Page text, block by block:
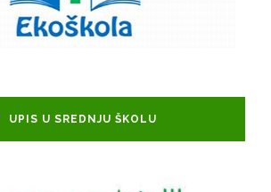
UPIS U SREDNJU ŠKOLU